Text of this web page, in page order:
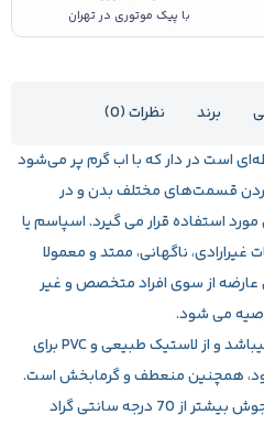
با پیک موتوری در تهران
برند
نظرات (0)
است در دار که با اب گرم پر می‌شود
کردن قسمت‌های مختلف بدن و در
استفاده قرار می گیرد. اسپاسم یا
ناگهانی، ممتد و معمولا
عارضه از سوی افراد متخصص و غیر
می شود.
این محصول دارای درپوش محکم میباشد و از لاستیک طبیعی و PVC برای
همچنین منعطف و گرمابخش است.
در زمان پر کردن کیسه آبگرم، از آب جوش بیشتر از 70 درجه سانتی گراد